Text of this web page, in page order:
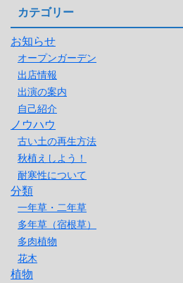
カテゴリー
お知らせ
オープンガーデン
出店情報
出演の案内
自己紹介
ノウハウ
古い土の再生方法
秋植えしよう！
耐寒性について
分類
一年草・二年草
多年草（宿根草）
多肉植物
花木
植物